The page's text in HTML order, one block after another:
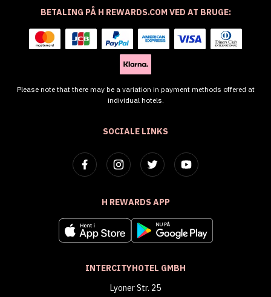
SOCIALE LINKS
H REWARDS APP
INTERCITYHOTEL GMBH
Lyoner Str. 25
BETALING PÅ H REWARDS.COM VED AT BRUGE:
Please note that there may be a variation in payment methods offered at
individual hotels.